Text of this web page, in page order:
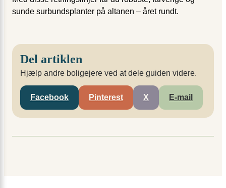
sunde surbundsplanter på altanen – året rundt.
Del artiklen
Hjælp andre boligejere ved at dele guiden videre.
Facebook Pinterest X E-mail